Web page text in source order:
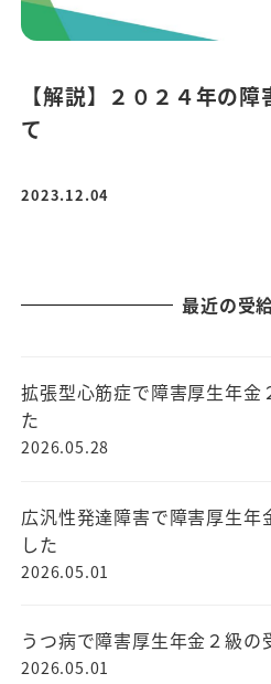
【解説】２０２４年の
て
2023.12.04
最近の受
拡張型心筋症で障害厚生年金
た
2026.05.28
広汎性発達障害で障害厚生年
した
2026.05.01
うつ病で障害厚生年金２級の
2026.05.01